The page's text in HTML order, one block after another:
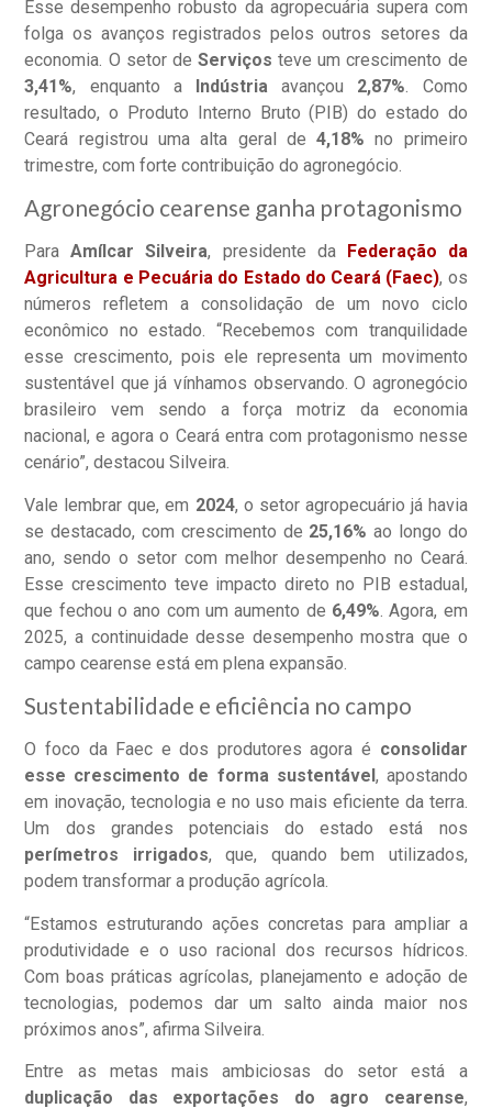
Esse desempenho robusto da agropecuária supera com
folga os avanços registrados pelos outros setores da
economia. O setor de Serviços teve um crescimento de
3,41%, enquanto a Indústria avançou 2,87%. Como
resultado, o Produto Interno Bruto (PIB) do estado do
Ceará registrou uma alta geral de4,18% no primeiro
trimestre, com forte contribuição do agronegócio.
Agronegócio cearense ganha protagonismo
ParaAmílcar Silveira, presidente da
Federação da
Agricultura e Pecuária do Estado do Ceará (Faec), os
números refletem a consolidação de um novo ciclo
econômico no estado. “Recebemos com tranquilidade
esse crescimento, pois ele representa um movimento
sustentável que já vínhamos observando. O agronegócio
brasileiro vem sendo a força motriz da economia
nacional, e agora o Ceará entra com protagonismo nesse
cenário”, destacou Silveira.
Vale lembrar que, em 2024, o setor agropecuário já havia
se destacado, com crescimento de 25,16% ao longo do
ano, sendo o setor com melhor desempenho no Ceará.
Esse crescimento teve impacto direto no PIB estadual,
que fechou o ano com um aumento de 6,49%. Agora, em
2025, a continuidade desse desempenho mostra que o
campo cearense está em plena expansão.
Sustentabilidade e eficiência no campo
O foco da Faec e dos produtores agora é consolidar
esse crescimento de forma sustentável , apostando
em inovação, tecnologia e no uso mais eficiente da terra.
Um dos grandes potenciais do estado está nos
perímetros irrigados, que, quando bem utilizados,
podem transformar a produção agrícola.
“Estamos estruturando ações concretas para ampliar a
produtividade e o uso racional dos recursos hídricos.
Com boas práticas agrícolas, planejamento e adoção de
tecnologias, podemos dar um salto ainda maior nos
próximos anos”, afirma Silveira.
Entre as metas mais ambiciosas do setor está a
duplicação das exportações do agro cearense,